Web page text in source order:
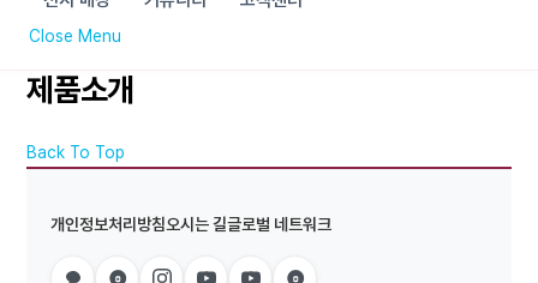
Close Menu
제품소개
Back To Top
개인정보처리방침오시는 길글로벌 네트워크